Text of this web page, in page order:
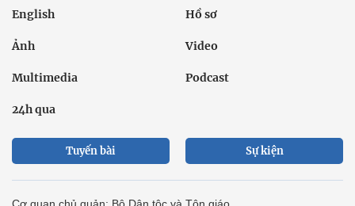
English Hồ sơ
Ảnh Video
Multimedia Podcast
24h qua
Tuyến bài Sự kiện
Cơ quan chủ quản: Bộ Dân tộc và Tôn giáo